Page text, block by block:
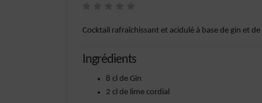
Cocktail rafraîchissant et acidulé à base de gin et
Ingrédients
8 cl de Gin
2 cl de lime cordial